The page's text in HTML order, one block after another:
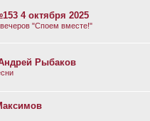
4 октября 2025
"Споем вместе!"
Рыбаков